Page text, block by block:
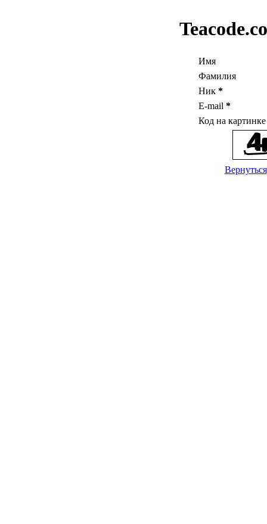
Имя
Фамилия
Ник *
E-mail *
Код на
Вернуться